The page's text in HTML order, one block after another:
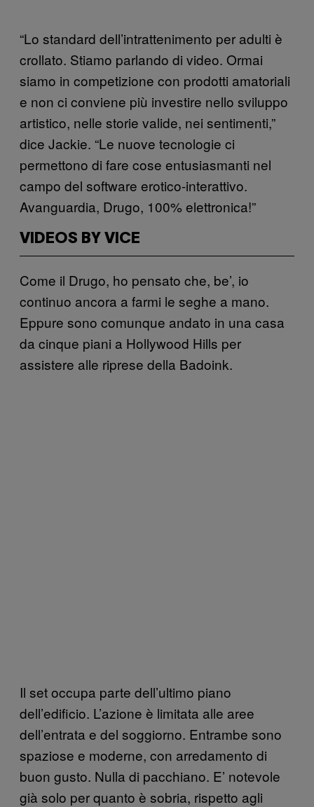
“Lo standard dell’intrattenimento per adulti è
crollato. Stiamo parlando di video. Ormai
siamo in competizione con prodotti amatoriali
e non ci conviene più investire nello sviluppo
artistico, nelle storie valide, nei sentimenti,”
dice Jackie. “Le nuove tecnologie ci
permettono di fare cose entusiasmanti nel
campo del software erotico-interattivo.
Avanguardia, Drugo, 100% elettronica!”
VIDEOS BY VICE
Come il Drugo, ho pensato che, be’, io
continuo ancora a farmi le seghe a mano.
Eppure sono comunque andato in una casa
da cinque piani a Hollywood Hills per
assistere alle riprese della Badoink.
Il set occupa parte dell’ultimo piano
dell’edificio. L’azione è limitata alle aree
dell’entrata e del soggiorno. Entrambe sono
spaziose e moderne, con arredamento di
buon gusto. Nulla di pacchiano. E’ notevole
già solo per quanto è sobria, rispetto agli